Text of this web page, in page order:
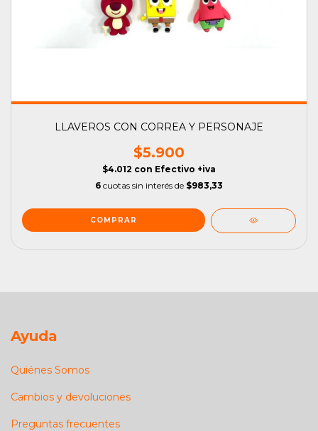
LLAVEROS CON CORREA Y PERSONAJE
$5.900
$4.012 con Efectivo +iva
6 cuotas sin interés de $983,33
Ayuda
Quiénes Somos
Cambios y devoluciones
Preguntas frecuentes